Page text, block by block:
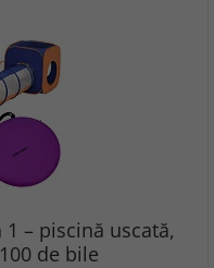
– piscină uscată,
de bile